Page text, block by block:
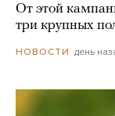
От этой
три крупных
НОВОСТИ день